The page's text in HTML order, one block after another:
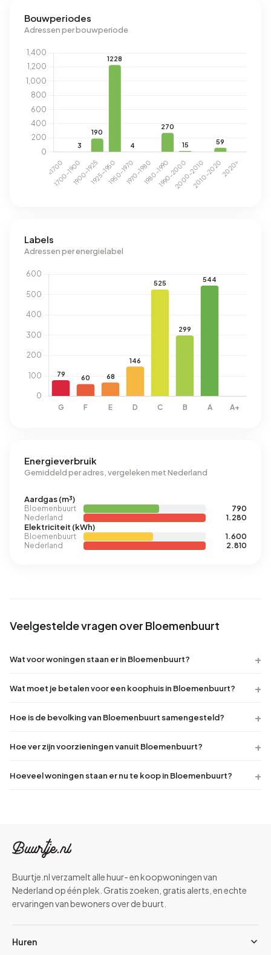
Bouwperiodes
Adressen per bouwperiode
Labels
Adressen per energielabel
Energieverbruik
Gemiddeld per adres, vergeleken met Nederland
Aardgas (m³)
Bloemenbuurt
790
Nederland
1.280
Elektriciteit (kWh)
Bloemenbuurt
1.600
Nederland
2.810
Veelgestelde vragen over Bloemenbuurt
Wat voor woningen staan er in Bloemenbuurt?
Wat moet je betalen voor een koophuis in Bloemenbuurt?
Hoe is de bevolking van Bloemenbuurt samengesteld?
Hoe ver zijn voorzieningen vanuit Bloemenbuurt?
Hoeveel woningen staan er nu te koop in Bloemenbuurt?
Buurtje.nl verzamelt alle huur- en koopwoningen van
Nederland op één plek. Gratis zoeken, gratis alerts, en echte
ervaringen van bewoners over de buurt.
Huren